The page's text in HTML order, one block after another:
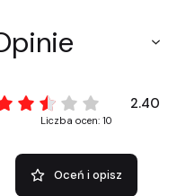
2.40
Liczba ocen: 10
Oceń i opisz